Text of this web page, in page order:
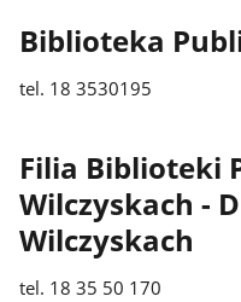
Biblioteka
tel. 18 3530195
Filia Biblioteki
Wilczyskach -
Wilczyskach
tel. 18 35 50 170